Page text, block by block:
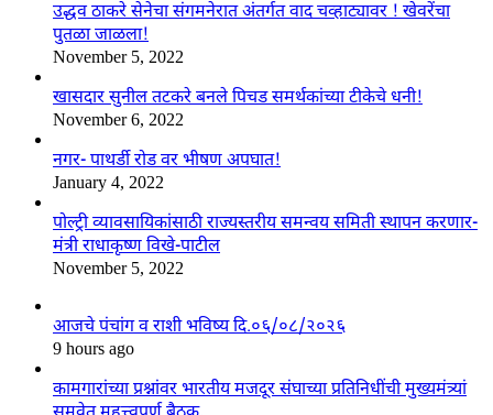
उद्धव ठाकरे सेनेचा संगमनेरात अंतर्गत वाद चव्हाट्यावर ! खेवरेंचा
पुतळा जाळला!
November 5, 2022
खासदार सुनील तटकरे बनले पिचड समर्थकांच्या टीकेचे धनी!
November 6, 2022
नगर- पाथर्डी रोड वर भीषण अपघात!
January 4, 2022
पोल्ट्री व्यावसायिकांसाठी राज्यस्तरीय समन्वय समिती स्थापन करणार-
मंत्री राधाकृष्ण विखे-पाटील
November 5, 2022
आजचे पंचांग व राशी भविष्य दि.०६/०८/२०२६
9 hours ago
कामगारांच्या प्रश्नांवर भारतीय मजदूर संघाच्या प्रतिनिधींची मुख्यमंत्र्यां